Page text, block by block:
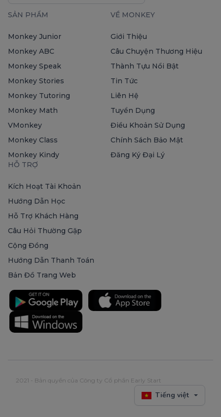
SẢN PHẨM
Monkey Junior
Monkey ABC
Monkey Speak
Monkey Stories
Monkey Tutoring
Monkey Math
VMonkey
Monkey Class
Monkey Kindy
VỀ MONKEY
Giới Thiệu
Câu Chuyện Thương Hiệu
Thành Tựu Nổi Bật
Tin Tức
Liên Hệ
Tuyển Dụng
Điều Khoản Sử Dụng
Chính Sách Bảo Mật
Đăng Ký Đại Lý
HỖ TRỢ
Kích Hoạt Tài Khoản
Hướng Dẫn Học
Hỗ Trợ Khách Hàng
Câu Hỏi Thường Gặp
Cộng Đồng
Hướng Dẫn Thanh Toán
Bản Đồ Trang Web
2021 - Bản quyền của Công ty Cổ phần Early Start
Tiếng việt